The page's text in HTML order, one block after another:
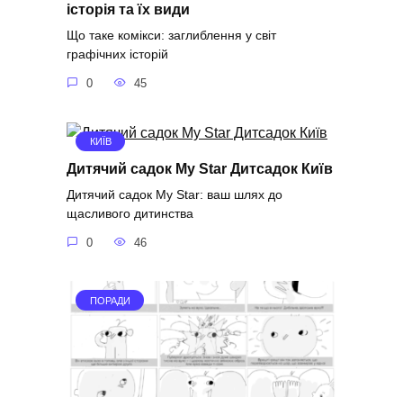
історія та їх види
Що таке комікси: заглиблення у світ
графічних історій
0 45
КИЇВ
Дитячий садок My Star Дитсадок Київ
Дитячий садок My Star: ваш шлях до
щасливого дитинства
0 46
ПОРАДИ